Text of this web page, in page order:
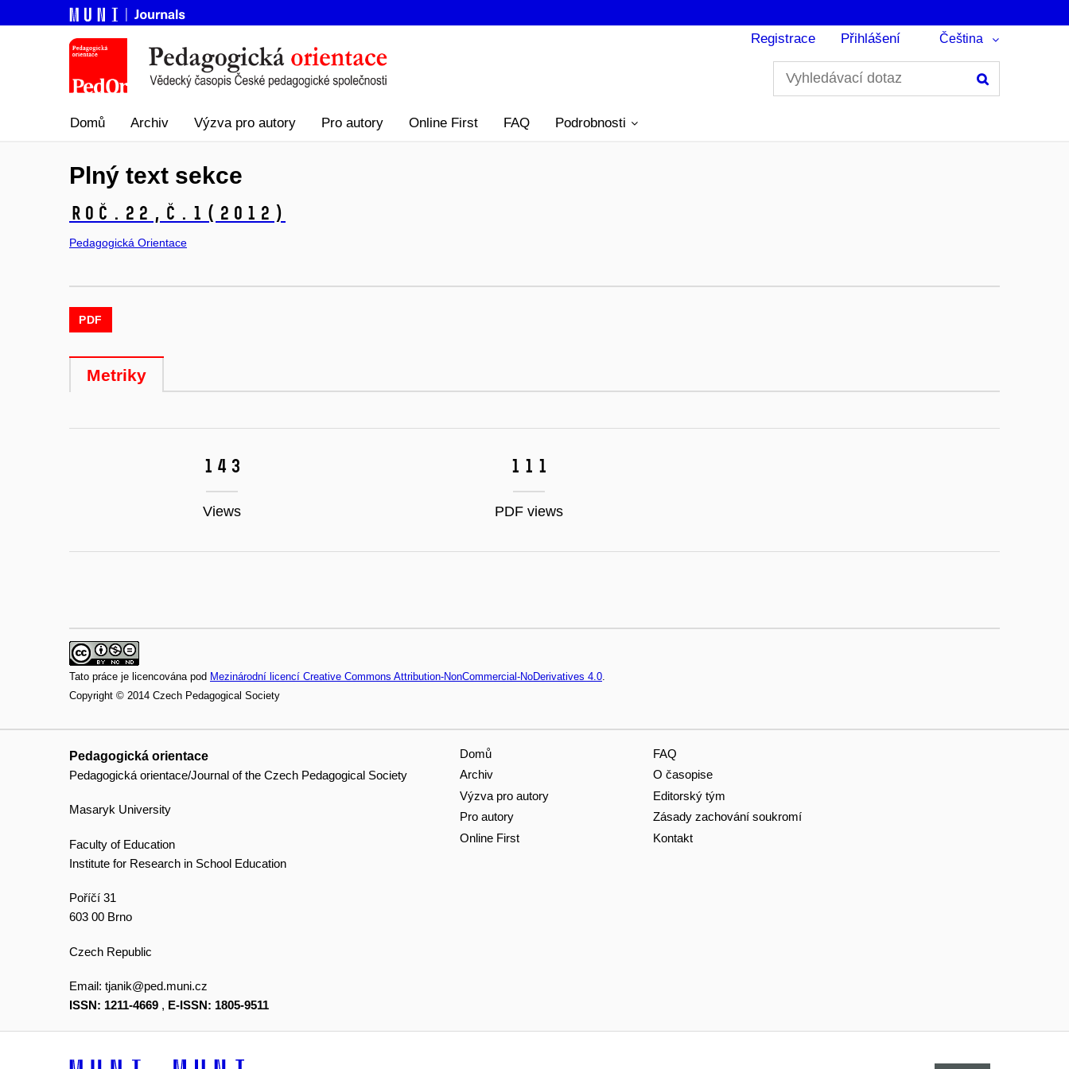
Registrace Přihlášení Čeština
Domů Archiv Výzva pro autory Pro autory Online First FAQ Podrobnosti
Plný text sekce
Roč.22, č.1 (2012)
Pedagogická Orientace
PDF
Metriky
143
Views
111
PDF views
Tato práce je licencována pod Mezinárodní licencí Creative Commons Attribution-NonCommercial-NoDerivatives 4.0.
Copyright © 2014 Czech Pedagogical Society
Pedagogická orientace
Pedagogická orientace/Journal of the Czech Pedagogical Society
Masaryk University
Faculty of Education
Institute for Research in School Education
Poříčí 31
603 00 Brno
Czech Republic
Email: tjanik@ped.muni.cz
ISSN: 1211-4669 , E-ISSN: 1805-9511
Domů
Archiv
Výzva pro autory
Pro autory
Online First
FAQ
O časopise
Editorský tým
Zásady zachování soukromí
Kontakt